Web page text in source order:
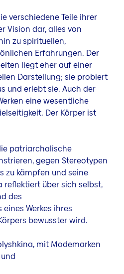
verschiedene Teile ihrer
Vision dar, alles von
zu spirituellen,
Erfahrungen. Der
liegt eher auf einer
Darstellung; sie probiert
und erlebt sie. Auch der
eine wesentliche
Der Körper ist
patriarchalische
gegen Stereotypen
zu kämpfen und seine
reflektiert über sich selbst,
des
Werkes ihres
bewusster wird.
mit Modemarken